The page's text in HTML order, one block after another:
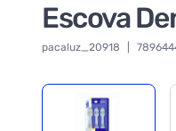
Escova
pacaluz_20918